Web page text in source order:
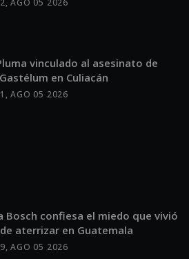
AGO 05 2026
vinculado al asesinato de
en Culiacán
AGO 05 2026
Bosch confiesa el miedo que vivió
aterrizar en Guatemala
AGO 05 2026